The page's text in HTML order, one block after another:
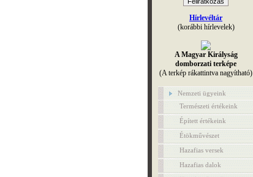
Hírlevéltár
(korábbi hírlevelek)
A Magyar Királyság
domborzati terképe
(A terkép rákattintva nagyítható)
Nemzeti ügyeink
Természeti értékeink
Épített értékeink
Étökművészet
Hazafias versek
Hazafias dalok